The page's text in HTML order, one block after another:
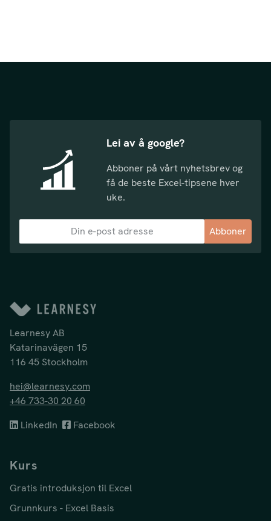
Lei av å google?
Abboner på vårt nyhetsbrev og
få de beste Excel-tipsene hver
uke.
Abboner
Learnesy AB
Katarinavägen 15
116 45 Stockholm
hei@learnesy.com
+46 733-30 20 60
LinkedIn
Facebook
Kurs
Gratis introduksjon til Excel
Grunnkurs - Excel Basis